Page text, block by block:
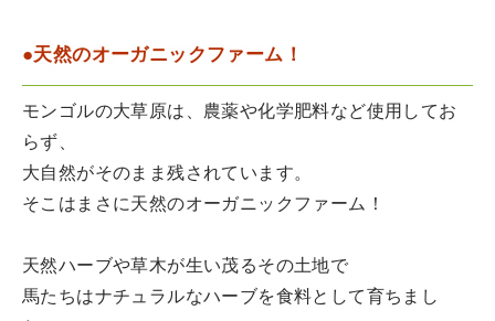
●天然のオーガニックファーム！
モンゴルの大草原は、農薬や化学肥料など使用してお
らず、
大自然がそのまま残されています。
そこはまさに天然のオーガニックファーム！
天然ハーブや草木が生い茂るその土地で
馬たちはナチュラルなハーブを食料として育ちまし